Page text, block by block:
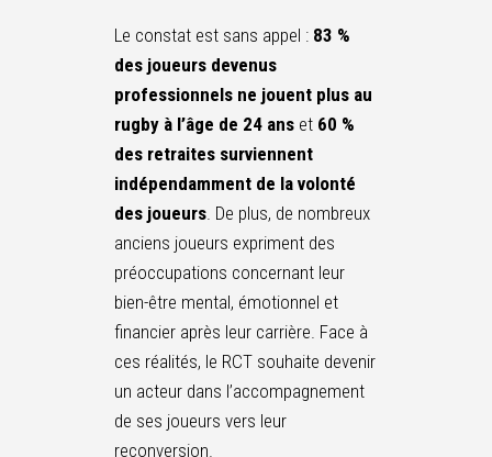
Le constat est sans appel : 83 %
des joueurs devenus
professionnels ne jouent plus au
rugby à l’âge de 24 ans et 60 %
des retraites surviennent
indépendamment de la volonté
des joueurs. De plus, de nombreux
anciens joueurs expriment des
préoccupations concernant leur
bien-être mental, émotionnel et
financier après leur carrière. Face à
ces réalités, le RCT souhaite devenir
un acteur dans l’accompagnement
de ses joueurs vers leur
reconversion.